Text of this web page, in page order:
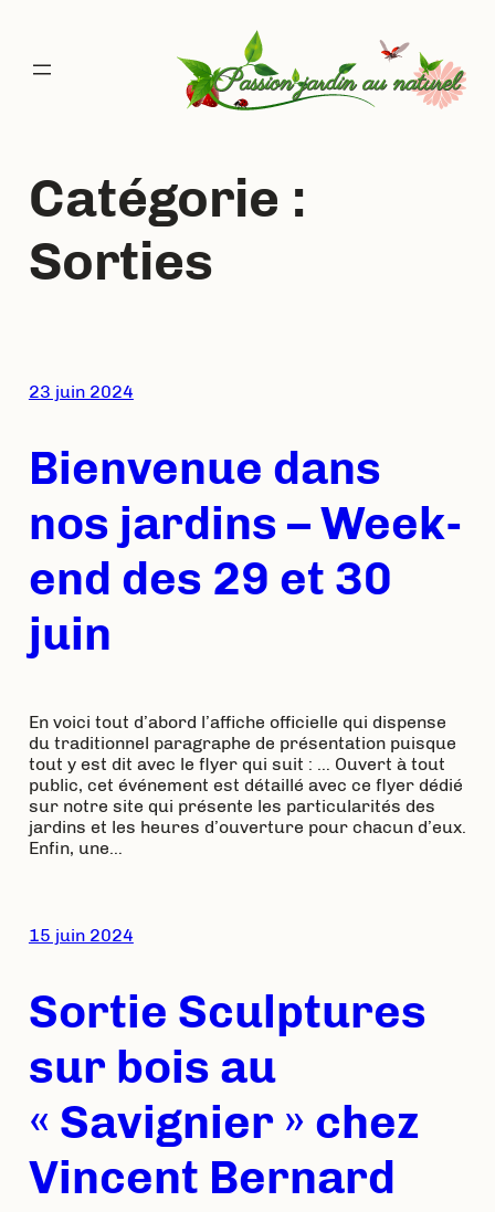
contenu
Catégorie :
Sorties
23 juin 2024
Bienvenue dans
nos jardins – Week-
end des 29 et 30
juin
En voici tout d’abord l’affiche officielle qui dispense
du traditionnel paragraphe de présentation puisque
tout y est dit avec le flyer qui suit : … Ouvert à tout
public, cet événement est détaillé avec ce flyer dédié
sur notre site qui présente les particularités des
jardins et les heures d’ouverture pour chacun d’eux.
Enfin, une…
15 juin 2024
Sortie Sculptures
sur bois au
« Savignier » chez
Vincent Bernard